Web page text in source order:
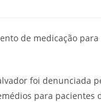
foi denunciada
para pacientes